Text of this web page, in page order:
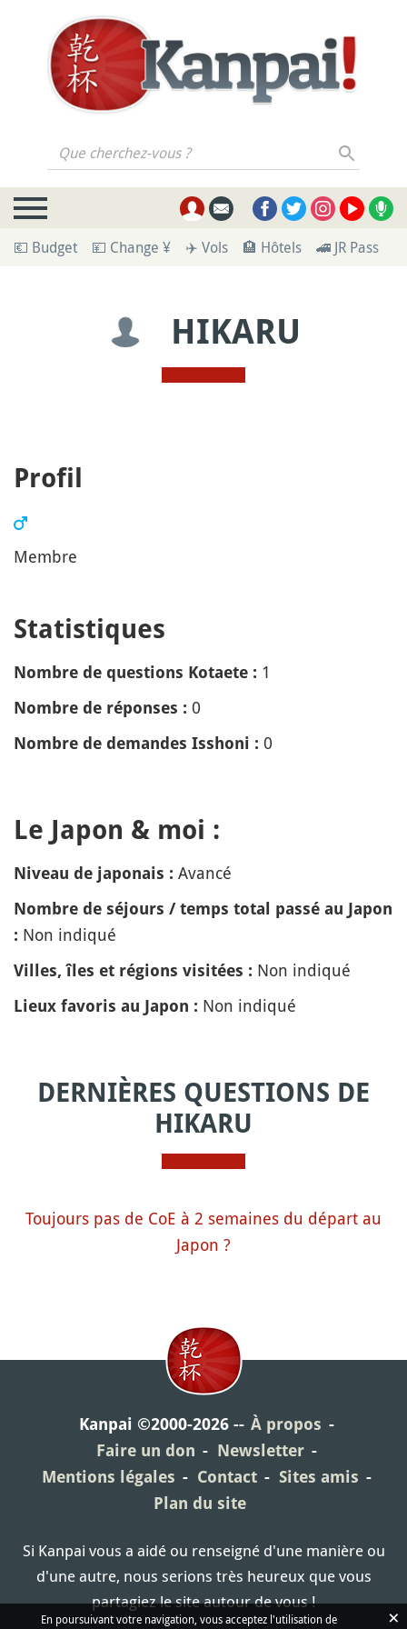
Que cherchez-vous ?
💶 Budget 💴 Change ¥ ✈️ Vols 🏨 Hôtels 🚄 JR Pass
HIKARU
Profil
Membre
Statistiques
Nombre de questions Kotaete : 1
Nombre de réponses : 0
Nombre de demandes Isshoni : 0
Le Japon & moi :
Niveau de japonais : Avancé
Nombre de séjours / temps total passé au Japon
: Non indiqué
Villes, îles et régions visitées : Non indiqué
Lieux favoris au Japon : Non indiqué
DERNIÈRES QUESTIONS DE
HIKARU
Toujours pas de CoE à 2 semaines du départ au
Japon ?
Kanpai ©2000-2026
À propos
Faire un don
Newsletter
Mentions légales
Contact
Sites amis
Plan du site
Si Kanpai vous a aidé ou renseigné d'une manière ou
d'une autre, nous serions très heureux que vous
partagiez le site autour de vous !
En poursuivant votre navigation, vous acceptez l'utilisation de
×